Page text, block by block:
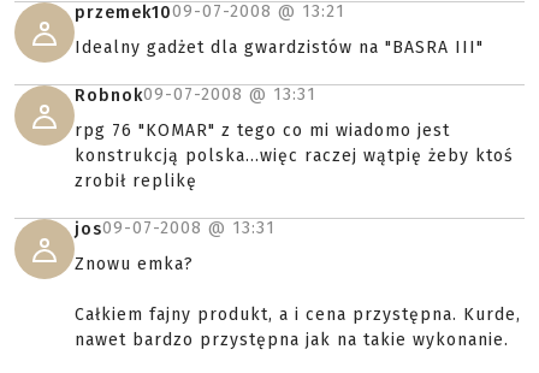
przemek1009-07-2008 @ 13:21
Idealny gadżet dla gwardzistów na "BASRA III"
Robnok09-07-2008 @ 13:31
rpg 76 "KOMAR" z tego co mi wiadomo jest
konstrukcją polska...więc raczej wątpię żeby ktoś
zrobił replikę
jos09-07-2008 @ 13:31
Znowu emka?
Całkiem fajny produkt, a i cena przystępna. Kurde,
nawet bardzo przystępna jak na takie wykonanie.